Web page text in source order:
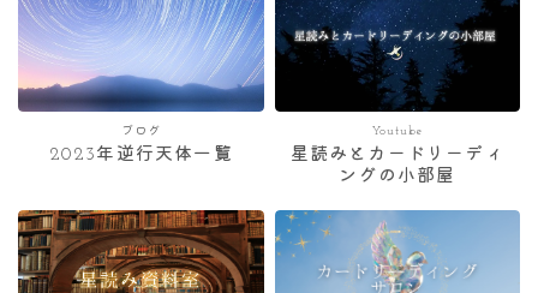
ブログ
2023年逆行天体一覧
Youtube
星読みとカードリーディ
ングの小部屋